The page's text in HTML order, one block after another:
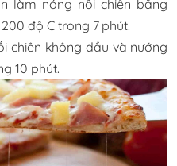
làm nóng nồi chiên bằng
độ C trong 7 phút.
chiên không dầu và nướng
10 phút.